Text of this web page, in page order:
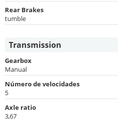
Rear Brakes
tumble
Transmission
Gearbox
Manual
Número de velocidades
5
Axle ratio
3,67